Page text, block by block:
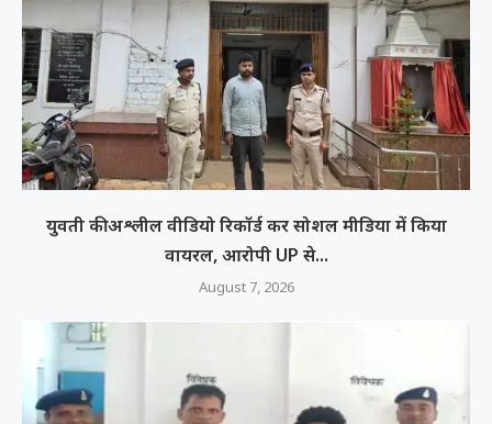
युवती की अश्लील वीडियो रिकॉर्ड कर सोशल मीडिया में किया
वायरल, आरोपी UP से...
August 7, 2026